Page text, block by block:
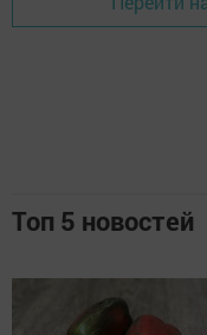
Топ 5 новостей